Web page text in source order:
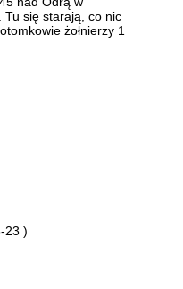
Tu się starają, co nic
żołnierzy 1
23 )